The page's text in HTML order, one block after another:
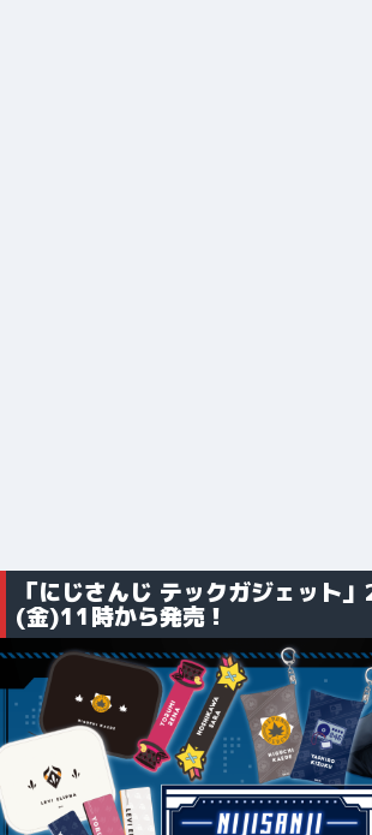
「にじさんじ テックガジェット
(金)11時から発売！